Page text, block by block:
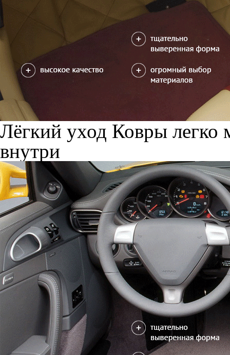
Лёгкий уход Ковры легко
внутри